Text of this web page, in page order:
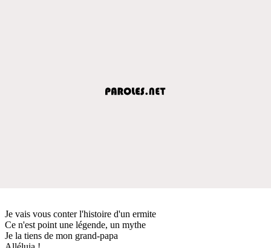
Je vais vous conter l'histoire d'un ermite
Ce n'est point une légende, un mythe
Je la tiens de mon grand-papa